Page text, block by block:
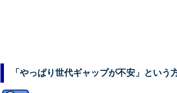
「やっぱり世代ギャップが不安」という